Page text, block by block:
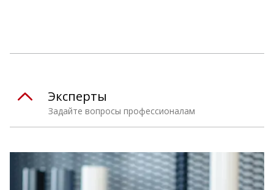
Задайте вопросы профессионалам
Эксперты